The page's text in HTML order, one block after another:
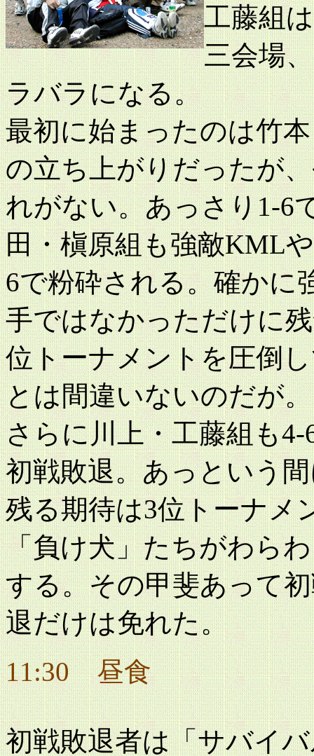
工藤組
三会場
ラバラになる。
最初に始まったのは竹
の立ち上がりだったが
れがない。あっさり1-6
田・槇原組も強敵KML
6で粉砕される。確かに
手ではなかっただけに
位トーナメントを圧倒
とは間違いないのだが。
さらに川上・工藤組も
初戦敗退。あっという
残る期待は3位トーナメ
「負け犬」たちがわら
する。その甲斐あって
退だけは免れた。
11:30 昼食
初戦敗退者は「サバイ